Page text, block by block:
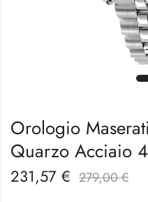
Orologio
Quarzo Acciaio
231,57 € 279,00€